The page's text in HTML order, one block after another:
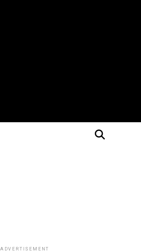
ADVERTISEMENT